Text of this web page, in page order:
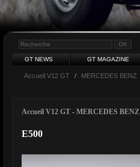
GT NEWS GT MAGAZINE
Accueil V12 GT / MERCEDES BENZ
Accueil V12 GT - MERCEDES BENZ
E500